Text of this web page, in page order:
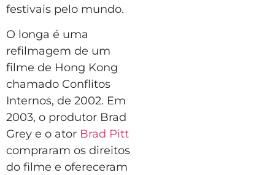
festivais pelo mundo.
O longa é uma
refilmagem de um
filme de Hong Kong
chamado Conflitos
Internos, de 2002. Em
2003, o produtor Brad
Grey e o ator Brad Pitt
compraram os direitos
do filme e ofereceram